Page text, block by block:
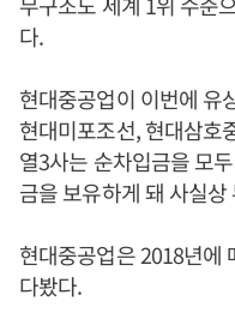
다.
현대중공업이 이번에 유
현대미포조선, 현대삼호
열3사는 순차입금을 모
금을 보유하게 돼 사실
현대중공업은 2018년에
다봤다.